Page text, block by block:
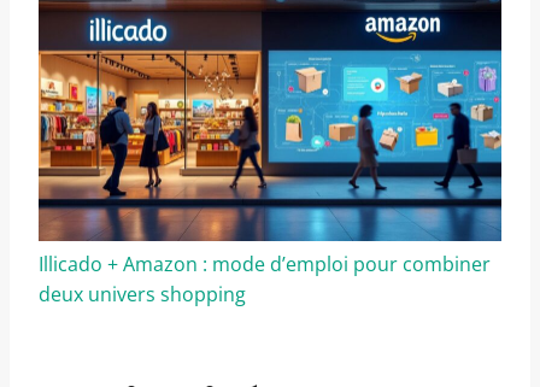
Illicado + Amazon : mode d’emploi pour combiner
deux univers shopping